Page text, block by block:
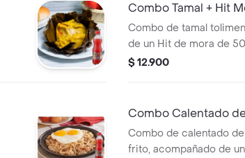
Combo Tamal + Hit
Combo de tamal
de un Hit de mora de
$ 12.900
Combo Calentado
Combo de calentado
frito, acompañado de